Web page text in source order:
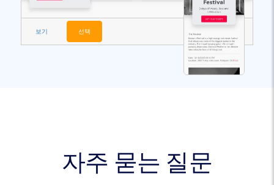
보기 선택
자주 묻는 질문